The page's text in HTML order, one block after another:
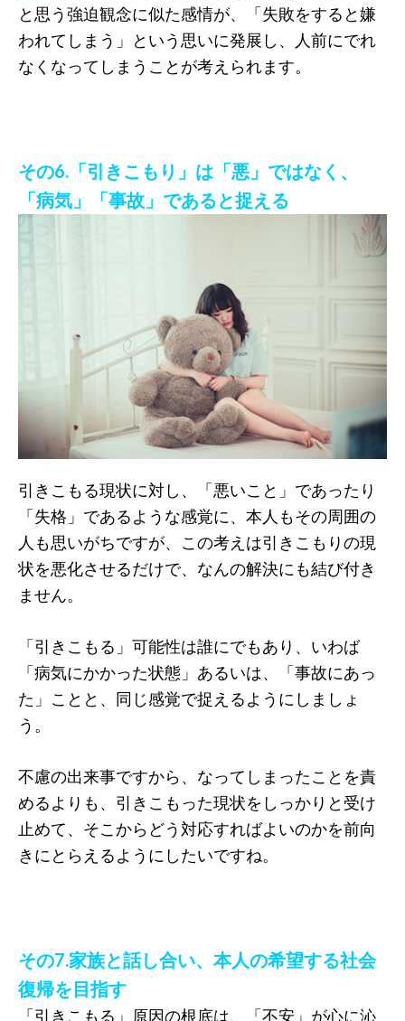
と思う強迫観念に似た感情が、「失敗をすると嫌
われてしまう」という思いに発展し、人前にでれ
なくなってしまうことが考えられます。
その6.「引きこもり」は「悪」ではなく、
「病気」「事故」であると捉える
引きこもる現状に対し、「悪いこと」であったり
「失格」であるような感覚に、本人もその周囲の
人も思いがちですが、この考えは引きこもりの現
状を悪化させるだけで、なんの解決にも結び付き
ません。
「引きこもる」可能性は誰にでもあり、いわば
「病気にかかった状態」あるいは、「事故にあっ
た」ことと、同じ感覚で捉えるようにしましょ
う。
不慮の出来事ですから、なってしまったことを責
めるよりも、引きこもった現状をしっかりと受け
止めて、そこからどう対応すればよいのかを前向
きにとらえるようにしたいですね。
その7.家族と話し合い、本人の希望する社会
復帰を目指す
「引きこもる」原因の根底は、「不安」が心に沁